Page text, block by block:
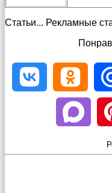
Статьи... Рекламные